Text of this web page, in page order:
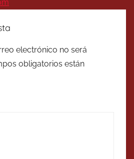
electrónico no será
obligatorios están